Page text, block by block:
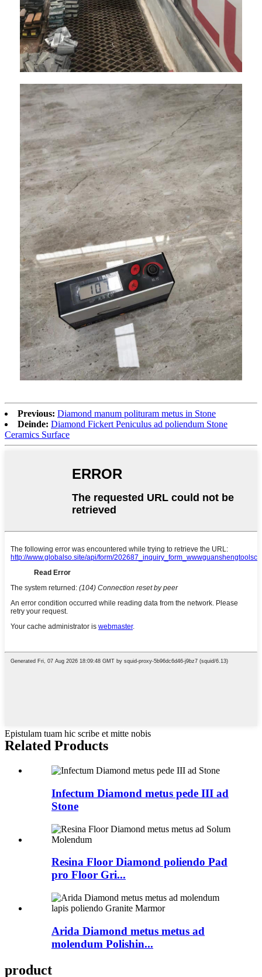
Previous: Diamond manum polituram metus in Stone
Deinde: Diamond Fickert Peniculus ad poliendum Stone
Ceramics Surface
Epistulam tuam hic scribe et mitte nobis
Related Products
Infectum Diamond metus pede III ad
Stone
Resina Floor Diamond poliendo Pad
pro Floor Gri...
Arida Diamond metus metus ad
molendum Polishin...
product